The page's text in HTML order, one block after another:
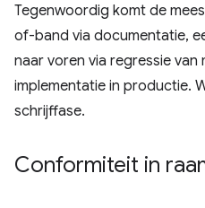
Tegenwoordig komt de
of-band via documentatie,
naar voren via regressie van
implementatie in productie.
schrijffase.
Conformiteit in